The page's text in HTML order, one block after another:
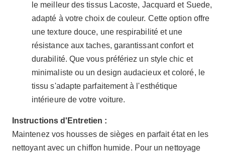
le meilleur des tissus Lacoste, Jacquard et Suede,
adapté à votre choix de couleur. Cette option offre
une texture douce, une respirabilité et une
résistance aux taches, garantissant confort et
durabilité. Que vous préfériez un style chic et
minimaliste ou un design audacieux et coloré, le
tissu s'adapte parfaitement à l'esthétique
intérieure de votre voiture.
Instructions d'Entretien :
Maintenez vos housses de sièges en parfait état en les
nettoyant avec un chiffon humide. Pour un nettoyage